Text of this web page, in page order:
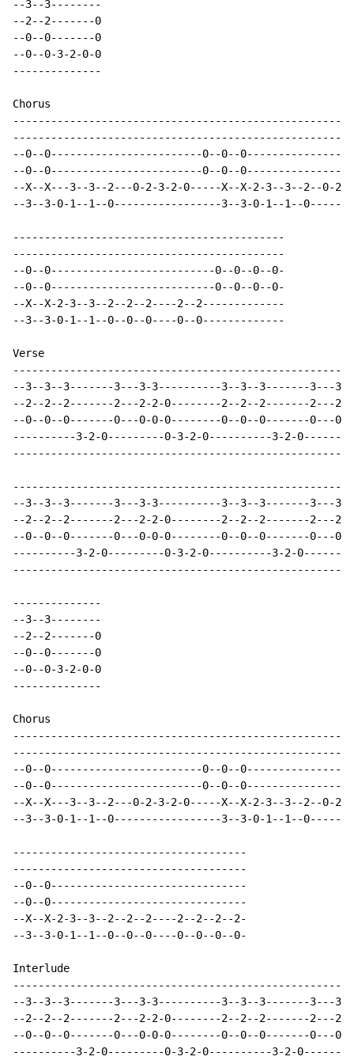
--3--3--------
--2--2-------0
--0--0-------0
--0--0-3-2-0-0
--------------
Chorus
--0--0------------------------0--0--
--0--0------------------------0--0--
--X--X---3--3--2---0-2-3-2-0-----X--X-2-3--3--2--0-
--3--3-0-1--1--0-----------------3--3-0-1--1--
-------------------------------------------
-------------------------------------------
--0--0--------------------------0--0--0--0-
--0--0--------------------------0--0--0--0-
--X--X-2-3--3--2--2--2----2--2-------------
--3--3-0-1--1--0--0--0----0--0-------------
Verse
--3--3--3-------3---3-3----------3--3--3-------3---
--2--2--2-------2---2-2-0--------2--2--2-------2---2-
--0--0--0-------0---0-0-0--------0--0--0-------0---0-
----------3-2-0---------0-3-2-0----------3-2-
--3--3--3-------3---3-3----------3--3--3-------3---
--2--2--2-------2---2-2-0--------2--2--2-------2---2-
--0--0--0-------0---0-0-0--------0--0--0-------0---0-
----------3-2-0---------0-3-2-0----------3-2-
--------------
--3--3--------
--2--2-------0
--0--0-------0
--0--0-3-2-0-0
--------------
Chorus
--0--0------------------------0--0--
--0--0------------------------0--0--
--X--X---3--3--2---0-2-3-2-0-----X--X-2-3--3--2--0-
--3--3-0-1--1--0-----------------3--3-0-1--1--
-------------------------------------
-------------------------------------
--0--0-------------------------------
--0--0-------------------------------
--X--X-2-3--3--2--2--2----2--2--2--2-
--3--3-0-1--1--0--0--0----0--0--0--0-
Interlude
--3--3--3-------3---3-3----------3--3--3-------3---
--2--2--2-------2---2-2-0--------2--2--2-------2---2-
--0--0--0-------0---0-0-0--------0--0--0-------0---0-
----------3-2-0---------0-3-2-0----------3-2-